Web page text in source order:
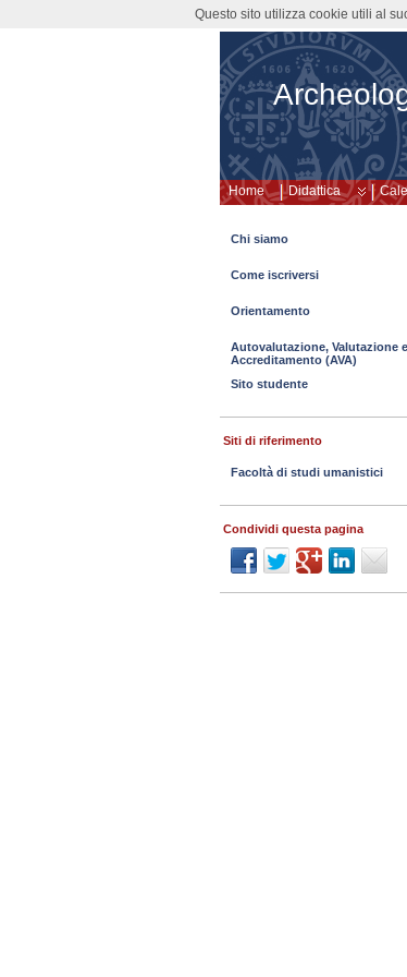
Home Didattica
Chi siamo
Come iscriversi
Orientamento
Autovalutazione, Valutazione e
Accreditamento (AVA)
Sito studente
Siti di riferimento
Facoltà di studi umanistici
Condividi questa pagina
Questo sito utilizza cookie utili al